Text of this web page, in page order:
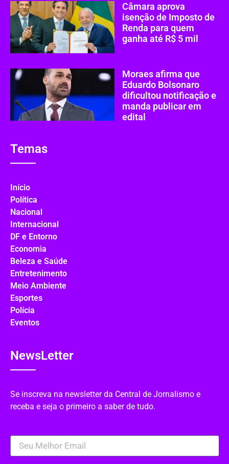
Câmara aprova
isenção de Imposto de
Renda para quem
ganha até R$ 5 mil
Moraes afirma que
Eduardo Bolsonaro
dificultou notificação e
manda publicar em
edital
Temas
Início
Política
Nacional
Internacional
DF e Entorno
Economia
Beleza e Saúde
Entretenimento
Meio Ambiente
Esportes
Polícia
Eventos
NewsLetter
Se inscreva na newsletter da Central de Jornalismo e
receba e seja o primeiro a saber de tudo.